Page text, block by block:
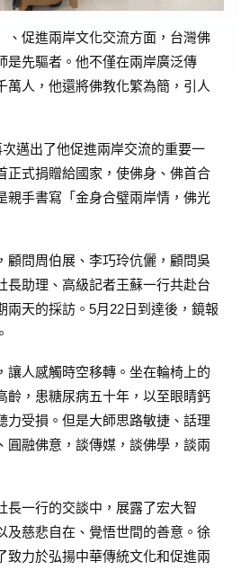
、促進兩岸文化交流方面，台灣佛
是先驅者。他不僅在兩岸廣泛傳
萬人，他還將佛教化繁為簡，引人
邁出了他促進兩岸交流的重要一
正式捐贈給國家，使佛身、佛首合
親手書寫「金身合璧兩岸情，佛光
顧問周伯展、李巧玲伉儷，顧問吳
長助理、高級記者王蘇一行共赴台
兩天的採訪。5月22日到達後，鏡報
讓人感觸時空移轉。坐在輪椅上的
齡，患糖尿病五十年，以至眼睛鈣
力受損。但是大師思路敏捷、話理
圓融佛意，談傳媒，談佛學，談兩
長一行的交談中，展露了宏大智
及慈悲自在、覺悟世間的善意。徐
致力於弘揚中華傳統文化和促進兩